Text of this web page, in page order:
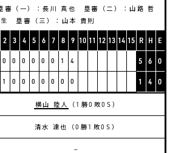
（一）：長川 真也 塁審（二）：山路 哲
生 塁審（三）：山本 貴則
2 3 4 5 6 7 8 9 10 11 12 13 14 15 R H E
0 0 0 0 0 0 1 4 5 6 0
1 0 0 0 0 0 0 0 1 4 0
横山 陸人 （1勝0敗0S）
清水 達也（0勝1敗0S）
―